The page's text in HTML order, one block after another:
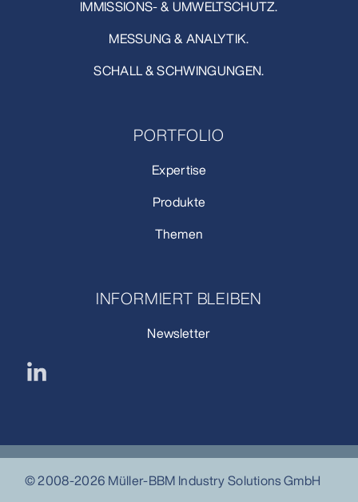
IMMISSIONS- & UMWELTSCHUTZ.
MESSUNG & ANALYTIK.
SCHALL & SCHWINGUNGEN.
PORTFOLIO
Expertise
Produkte
Themen
INFORMIERT BLEIBEN
Newsletter
© 2008-2026 Müller-BBM Industry Solutions GmbH